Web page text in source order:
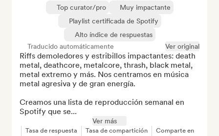
Top curator/pro
Muy impactante
Playlist certificada de Spotify
Alto índice de respuestas
Traducido automáticamente
Ver original
Riffs demoledores y estribillos impactantes: death
metal, deathcore, metalcore, thrash, black metal,
metal extremo y más. Nos centramos en música
metal agresiva y de gran energía.
Creamos una lista de reproducción semanal en
Spotify que se...
Ver más
Tasa de respuesta Tasa de compartición Comparte en